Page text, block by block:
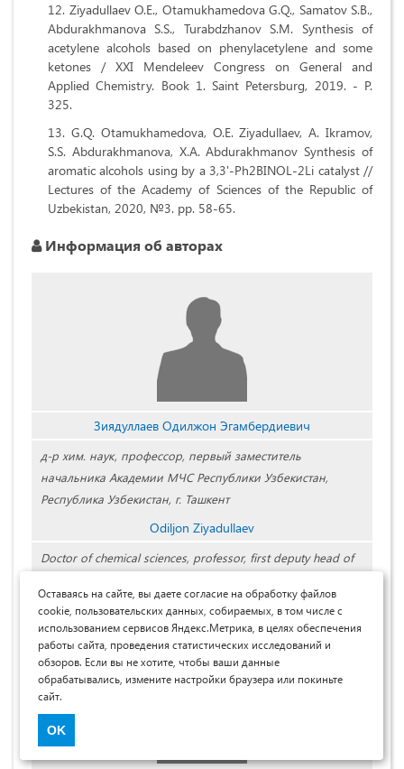
Ziyadullaev O.E., Otamukhamedova G.Q., Samatov S.B.,
Abdurakhmanova S.S., Turabdzhanov S.M. Synthesis of
acetylene alcohols based on phenylacetylene and some
ketones / ХХI Mendeleev Congress on General and
Applied Chemistry. Book 1. Saint Petersburg, 2019. - P.
325.
G.Q. Otamukhamedova, О.Е. Ziyadullaev, A. Ikramov,
S.S. Abdurakhmanova, Х.А. Abdurakhmanov Synthesis of
aromatic alcohols using by a 3,3'-Ph2BINOL-2Li catalyst //
Lectures of the Academy of Sciences of the Republic of
Uzbekistan, 2020, №3. рр. 58-65.
Информация об авторах
Зиядуллаев Одилжон Эгамбердиевич
д-р хим. наук, профессор, первый заместитель
начальника Академии МЧС Республики Узбекистан,
Республика Узбекистан, г. Ташкент
Odiljon Ziyadullaev
Doctor of chemical sciences, professor, first deputy head of
republic of Uzbekistan, Republic Uzbekistan, Tashkent
Оставаясь на сайте, вы даете согласие на обработку файлов
cookie, пользовательских данных, собираемых, в том числе с
использованием сервисов Яндекс.Метрика, в целях обеспечения
работы сайта, проведения статистических исследований и
обзоров. Если вы не хотите, чтобы ваши данные
обрабатывались, измените настройки браузера или покиньте
сайт.
OK